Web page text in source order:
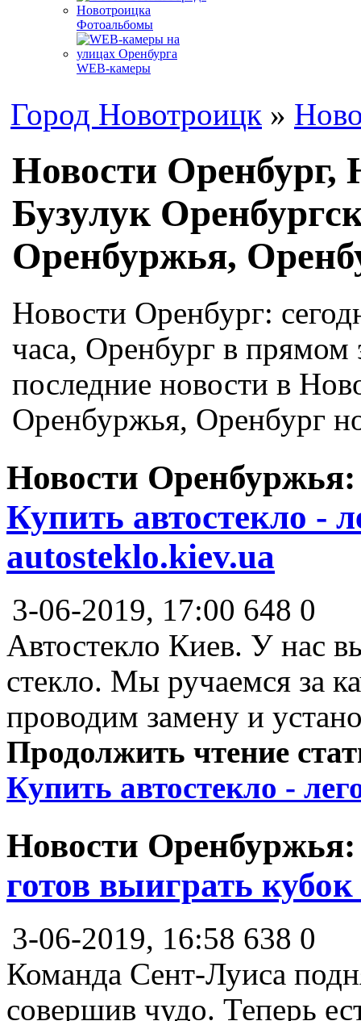
Фотоальбомы
WEB-камеры
Город Новотроицк »
Новости Оренбург,
Бузулук
Оренбуржья,
Новости Оренбург:
часа, Оренбург в
последние новости в
Оренбуржья, Оренбург
Новости
Купить автостекло -
autosteklo.kiev.ua
3-06-2019, 17:00 648 0
Автостекло Киев. У нас
стекло. Мы ручаемся за
проводим замену и
Продолжить чтение
Купить автостекло -
Новости
готов выиграть
3-06-2019, 16:58 638 0
Команда Сент-Луиса
совершив чудо. Теперь